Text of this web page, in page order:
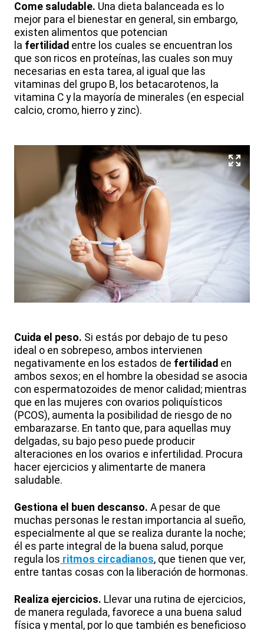
Come saludable. Una dieta balanceada es lo
mejor para el bienestar en general, sin embargo,
existen alimentos que potencian
la fertilidad entre los cuales se encuentran los
que son ricos en proteínas, las cuales son muy
necesarias en esta tarea, al igual que las
vitaminas del grupo B, los betacarotenos, la
vitamina C y la mayoría de minerales (en especial
calcio, cromo, hierro y zinc).
Cuida el peso. Si estás por debajo de tu peso
ideal o en sobrepeso, ambos intervienen
negativamente en los estados de fertilidad en
ambos sexos; en el hombre la obesidad se asocia
con espermatozoides de menor calidad; mientras
que en las mujeres con ovarios poliquísticos
(PCOS), aumenta la posibilidad de riesgo de no
embarazarse. En tanto que, para aquellas muy
delgadas, su bajo peso puede producir
alteraciones en los ovarios e infertilidad. Procura
hacer ejercicios y alimentarte de manera
saludable.
Gestiona el buen descanso. A pesar de que
muchas personas le restan importancia al sueño,
especialmente al que se realiza durante la noche;
él es parte integral de la buena salud, porque
regula los ritmos circadianos, que tienen que ver,
entre tantas cosas con la liberación de hormonas.
Realiza ejercicios. Llevar una rutina de ejercicios,
de manera regulada, favorece a una buena salud
física y mental, por lo que también es beneficioso